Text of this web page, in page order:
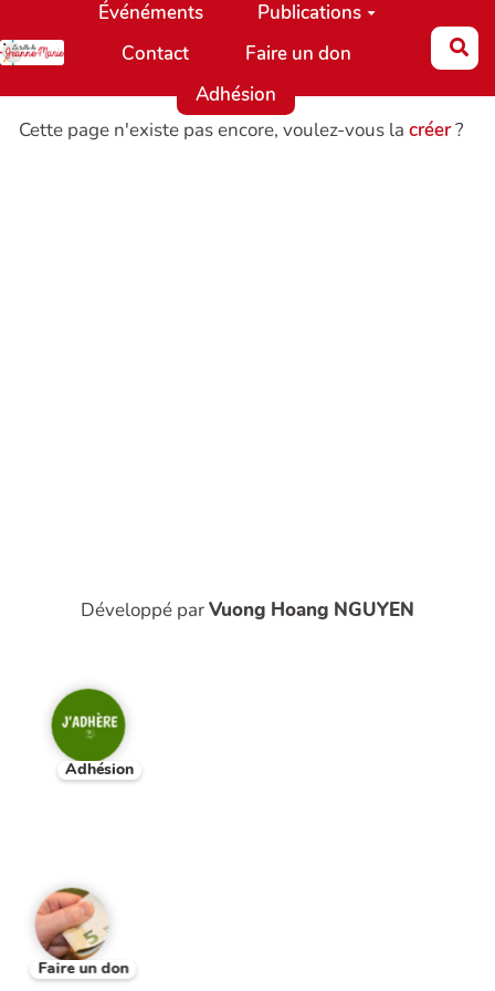
Aller au contenu principal
Événéments
Publications
Contact
Faire un don
Adhésion
Cette page n'existe pas encore, voulez-vous la créer?
Développé parVuong Hoang NGUYEN
Adhésion
Faire un don